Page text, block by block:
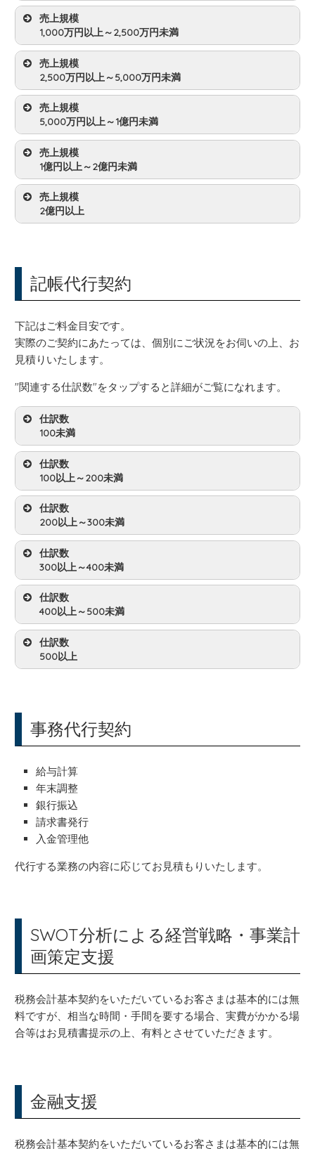
月額顧問料
決算料
(年一回)
年額
売上規模
1,000万円以上～2,500万円未満
月額顧問料
決算料
年額
売上規模
2,500万円以上～5,000万円未満
月額顧問料
決算料
(年一回)
売上規模
5,000万円以上～1億円未満
月額顧問料
決算料
売上規模
1億円以上～2億円未満
月額顧問料
年額
売上規模
2億円以上
決算料
お見積
年額 お見積
記帳代行契約
下記はご料金目安です。
実際のご契約にあたっては、個別にご状況をお伺いの上、お
見積りいたします。
"関連する仕訳数"をタップすると詳細がご覧になれます。
仕訳数
100未満
代行料(月額)
仕訳数
100以上～200未満
代行料(月額)
仕訳数
200以上～300未満
代行料(月額)
仕訳数
300以上～400未満
代行料(月額)
仕訳数
400以上～500未満
代行料(月額)
仕訳数
500以上
事務代行契約
給与計算
年末調整
銀行振込
請求書発行
入金管理他
代行する業務の内容に応じてお見積もりいたします。
SWOT分析による経営戦略・事業計
画策定支援
税務会計基本契約をいただいているお客さまは基本的には無
料ですが、相当な時間・手間を要する場合、実費がかかる場
合等はお見積書提示の上、有料とさせていただきます。
金融支援
税務会計基本契約をいただいているお客さまは基本的には無